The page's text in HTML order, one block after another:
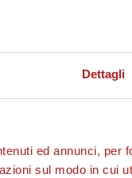
Dettagli
ed annunci, per
sul modo in cui